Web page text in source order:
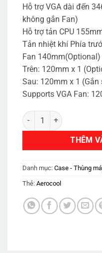
Hỗ trợ VGA dài đến
không gắn Fan)
Hỗ trợ tản CPU
Tản nhiệt khí Phía
Fan 140mm(Optional)
Trên: 120mm x 1
Sau: 120mm x 1
Supports VGA Fan:
Aerocool Cylon WG
THÊM
Danh mục: Case - Thùng
Thẻ: Aerocool